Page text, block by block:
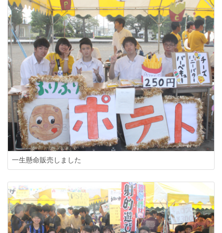
一生懸命販売しました